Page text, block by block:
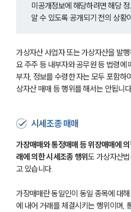
미공개정보에 해당하려면 해당
알 수 있도록 공개되기 전의 상황
가상자산 사업자 또는 가상자산을 발
요 주주 등 내부자와 공무원 등 법령에
부자, 정보를 수령한 자는 모두 포함하
상자산 매매 등 행위를 해서는 안됩니
시세조종 매매
가장매매와 통정매매 등 위장매매에
래에 의한 시세조종 행위도 가상자산
고 있습니다.
가장매매란 동일인이 동일 종목에 대
에 내어 거래를 체결시키는 행위이며,